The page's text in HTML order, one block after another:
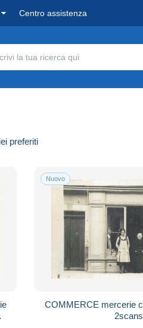
Centro assistenza
preferiti
Nuovo
COMMERCE mercerie cp photo à localiser
2scans